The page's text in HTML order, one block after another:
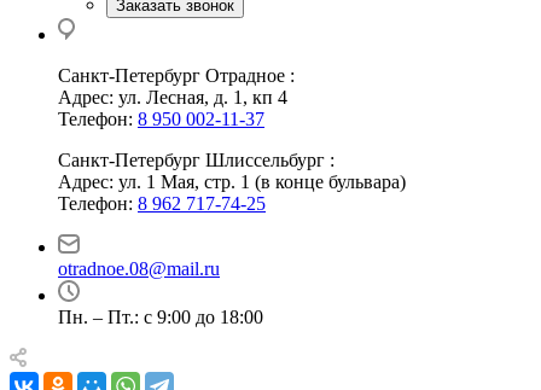
Заказать звонок
Санкт-Петербург Отрадное :
Адрес: ул. Лесная, д. 1, кп 4
Телефон: 8 950 002-11-37
Санкт-Петербург Шлиссельбург :
Адрес: ул. 1 Мая, стр. 1 (в конце бульвара)
Телефон: 8 962 717-74-25
otradnoe.08@mail.ru
Пн. – Пт.: с 9:00 до 18:00